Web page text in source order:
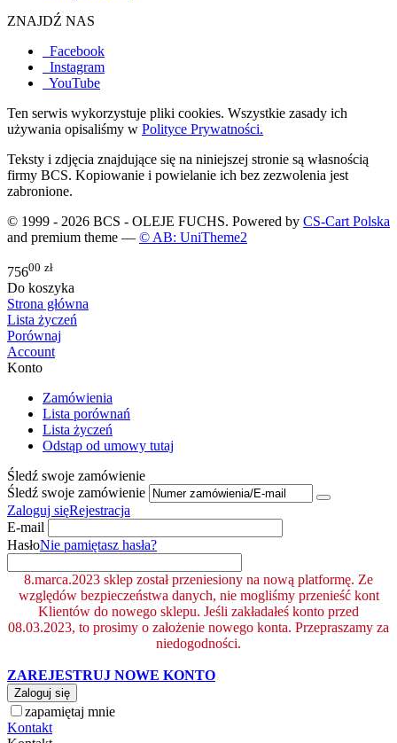
ZNAJDŹ NAS
Facebook
Instagram
YouTube
Ten serwis wykorzystuje pliki cookies. Wszystkie zasady ich
używania opisaliśmy w Polityce Prywatności.
Teksty i zdjęcia znajdujące się na niniejszej stronie są własnością
firmy BCS. Kopiowanie i powielanie ich bez zezwolenia jest
zabronione.
© 1999 - 2026 BCS - OLEJE FUCHS. Powered by CS-Cart Polska
and premium theme — © AB: UniTheme2
75600 zł
Do koszyka
Strona główna
Lista życzeń
Porównaj
Account
Konto
Zamówienia
Lista porównań
Lista życzeń
Odstąp od umowy tutaj
Śledź swoje zamówienie
Śledź swoje zamówienie
Zaloguj sięRejestracja
E-mail
HasłoNie pamiętasz hasła?
8.marca.2023 sklep został przeniesiony na nową platformę. Ze
względów bezpieczeństwa danych, nie mogliśmy przenieść kont
Klientów do nowego sklepu. Jeśli zakładałeś konto przed
08.03.2023, to prosimy o założenie nowego konta. Przepraszamy za
niedogodności.
ZAREJESTRUJ NOWE KONTO
Zaloguj się
zapamiętaj mnie
Kontakt